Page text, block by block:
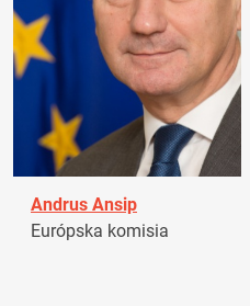
Andrus Ansip
Európska komisia